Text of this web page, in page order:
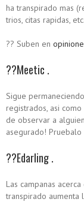
ha transpirado mas
trios, citas rapidas,
?? Suben en
??Meetic .
Sigue
registrados, asi­
de observar a
asegurado!
??Edarling .
Las campanas
transpirado aumenta